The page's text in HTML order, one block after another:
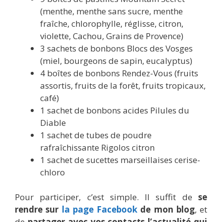
(menthe, menthe sans sucre, menthe
fraîche, chlorophylle, réglisse, citron,
violette, Cachou, Grains de Provence)
3 sachets de bonbons Blocs des Vosges
(miel, bourgeons de sapin, eucalyptus)
4 boîtes de bonbons Rendez-Vous (fruits
assortis, fruits de la forêt, fruits tropicaux,
café)
1 sachet de bonbons acides Pilules du
Diable
1 sachet de tubes de poudre
rafraîchissante Rigolos citron
1 sachet de sucettes marseillaises cerise-
chloro
Pour participer, c’est simple. Il suffit de se
rendre sur la page Facebook de mon blog, et